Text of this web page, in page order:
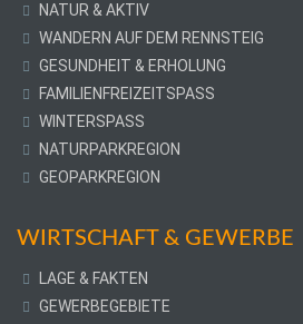
NATUR & AKTIV
WANDERN AUF DEM RENNSTEIG
GESUNDHEIT & ERHOLUNG
FAMILIENFREIZEITSPASS
WINTERSPASS
NATURPARKREGION
GEOPARKREGION
WIRTSCHAFT & GEWERBE
LAGE & FAKTEN
GEWERBEGEBIETE